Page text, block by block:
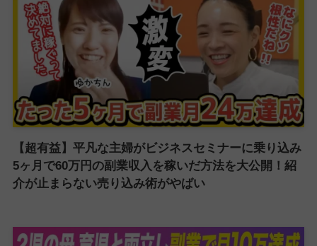
【超有益】平凡な主婦がビジネスセミナーに乗り込み
5ヶ月で60万円の副業収入を稼いだ方法を大公開！紹
介が止まらない売り込み術がやばい